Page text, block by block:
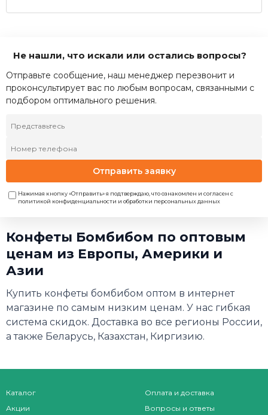
Не нашли, что искали или остались вопросы?
Отправьте сообщение, наш менеджер перезвонит и
проконсультирует вас по любым вопросам, связанными с
подбором оптимального решения.
Отправить заявку
Нажимая кнопку «Отправить» я подтверждаю, что ознакомлен и согласен с
политикой конфиденциальности и обработки персональных данных
Конфеты Бомбибом по оптовым
ценам из Европы, Америки и
Азии
Купить конфеты бомбибом оптом в интернет
магазине по самым низким ценам. У нас гибкая
система скидок. Доставка во все регионы России,
а также Беларусь, Казахстан, Киргизию.
Каталог
Акции
Оплата и доставка
Вопросы и ответы